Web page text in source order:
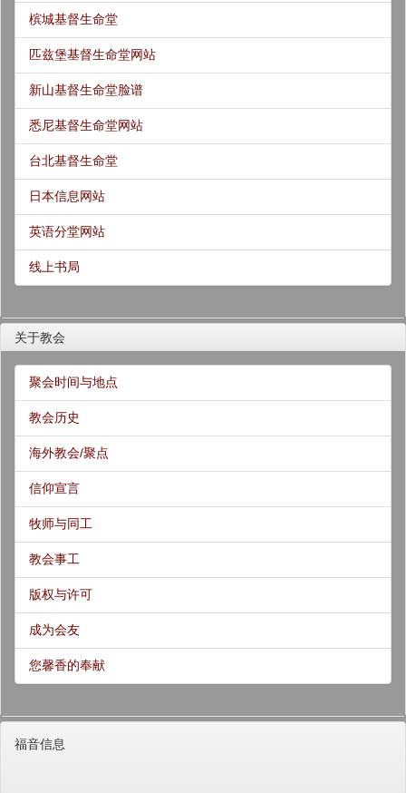
槟城基督生命堂
匹兹堡基督生命堂网站
新山基督生命堂脸谱
悉尼基督生命堂网站
台北基督生命堂
日本信息网站
英语分堂网站
线上书局
关于教会
聚会时间与地点
教会历史
海外教会/聚点
信仰宣言
牧师与同工
教会事工
版权与许可
成为会友
您馨香的奉献
福音信息